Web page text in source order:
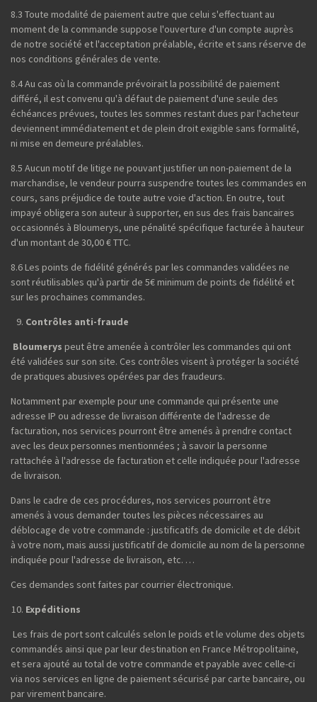
8.3 Toute modalité de paiement autre que celui s'effectuant au
moment de la commande suppose l'ouverture d'un compte auprès
de notre société et l'acceptation préalable, écrite et sans réserve de
nos conditions générales de vente.
8.4 Au cas où la commande prévoirait la possibilité de paiement
différé, il est convenu qu'à défaut de paiement d'une seule des
échéances prévues, toutes les sommes restant dues par l'acheteur
deviennent immédiatement et de plein droit exigible sans formalité,
ni mise en demeure préalables.
8.5 Aucun motif de litige ne pouvant justifier un non-paiement de la
marchandise, le vendeur pourra suspendre toutes les commandes en
cours, sans préjudice de toute autre voie d'action. En outre, tout
impayé obligera son auteur à supporter, en sus des frais bancaires
occasionnés à Bloumerys, une pénalité spécifique facturée à hauteur
d'un montant de 30,00 € TTC.
8.6 Les points de fidélité générés par les commandes validées ne
sont réutilisables qu'à partir de 5€ minimum de points de fidélité et
sur les prochaines commandes.
Contrôles anti-fraude
Bloumerys peut être amenée à contrôler les commandes qui ont
été validées sur son site. Ces contrôles visent à protéger la société
de pratiques abusives opérées par des fraudeurs.
Notamment par exemple pour une commande qui présente une
adresse IP ou adresse de livraison différente de l'adresse de
facturation, nos services pourront être amenés à prendre contact
avec les deux personnes mentionnées ; à savoir la personne
rattachée à l'adresse de facturation et celle indiquée pour l'adresse
de livraison.
Dans le cadre de ces procédures, nos services pourront être
amenés à vous demander toutes les pièces nécessaires au
déblocage de votre commande : justificatifs de domicile et de débit
à votre nom, mais aussi justificatif de domicile au nom de la personne
indiquée pour l'adresse de livraison, etc. …
Ces demandes sont faites par courrier électronique.
Expéditions
Les frais de port sont calculés selon le poids et le volume des objets
commandés ainsi que par leur destination en France Métropolitaine,
et sera ajouté au total de votre commande et payable avec celle-ci
via nos services en ligne de paiement sécurisé par carte bancaire, ou
par virement bancaire.